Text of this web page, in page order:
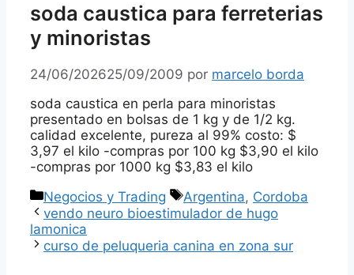
soda caustica para ferreterias
y minoristas
24/06/202625/09/2009 por marcelo borda
soda caustica en perla para minoristas
presentado en bolsas de 1 kg y de 1/2 kg.
calidad excelente, pureza al 99% costo: $
3,97 el kilo -compras por 100 kg $3,90 el kilo
-compras por 1000 kg $3,83 el kilo
Categorías
Negocios y Trading Etiquetas
Argentina, Cordoba
vendo neuro bioestimulador de hugo
lamonica
curso de peluqueria canina en zona sur